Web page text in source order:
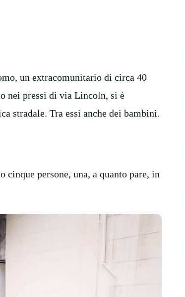
un extracomunitario di circa 40
nei pressi di via Lincoln, si è
stradale. Tra essi anche dei bambini.
persone, una, a quanto pare, in